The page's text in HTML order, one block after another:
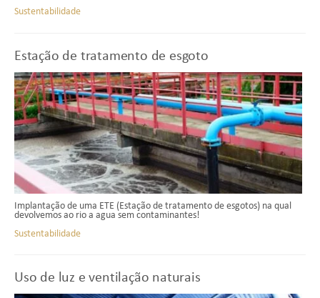
Sustentabilidade
Estação de tratamento de esgoto
Implantação de uma ETE (Estação de tratamento de esgotos) na qual
devolvemos ao rio a agua sem contaminantes!
Sustentabilidade
Uso de luz e ventilação naturais